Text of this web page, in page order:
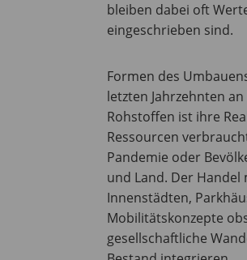
bleiben dabei oft
eingeschrieben sind.
Formen des
letzten Jahrzehnten
Rohstoffen ist ihre
Ressourcen
Pandemie oder
und Land. Der
Innenstädten,
Mobilitätskonzepte
gesellschaftliche